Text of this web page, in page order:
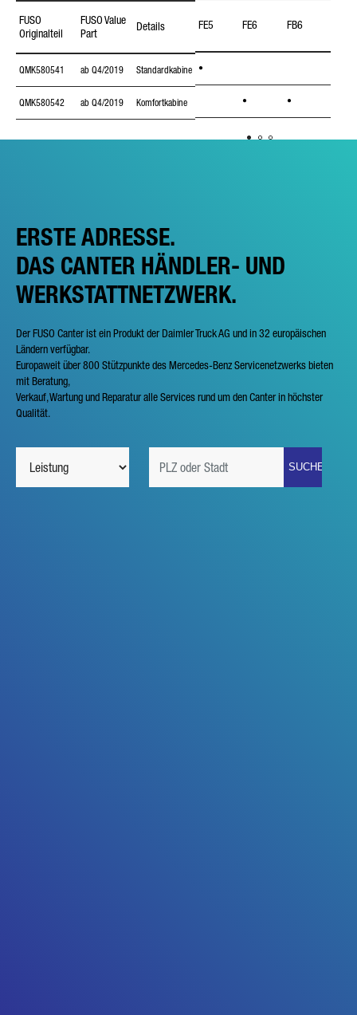
FUSO
Originalteil
FUSO Value
Part
Details
QMK580541 ab Q4/2019 Standardkabine
QMK580542 ab Q4/2019 Komfortkabine
FE5 FE6 FB6
•
• •
ERSTE ADRESSE.
DAS CANTER HÄNDLER- UND
WERKSTATTNETZWERK.
Der FUSO Canter ist ein Produkt der Daimler Truck AG und in 32 europäischen
Ländern verfügbar.
Europaweit über 800 Stützpunkte des Mercedes-Benz Servicenetzwerks bieten
mit Beratung,
Verkauf, Wartung und Reparatur alle Services rund um den Canter in höchster
Qualität.